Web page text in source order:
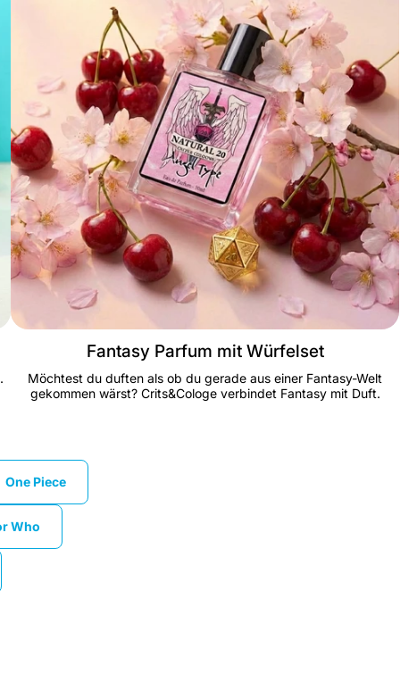
Fantasy Parfum mit Würfelset
Möchtest du duften als ob du gerade aus einer Fantasy-Welt
gekommen wärst? Crits&Cologe verbindet Fantasy mit Duft.
One Piece
One Piece
Who
Who